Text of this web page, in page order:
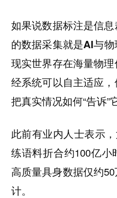
如果说数据标注是信
的数据采集就是AI与
现实世界存在海量物
经系统可以自主适应
把真实情况如何“告诉”
此前有业内人士表示
练语料折合约100亿
高质量具身数据仅约
计。